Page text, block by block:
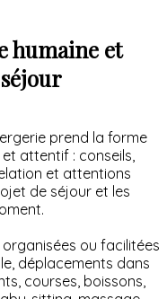
humaine et
prend la forme
attentif : conseils,
et attentions
de séjour et les
ou facilitées
déplacements dans
courses, boissons,